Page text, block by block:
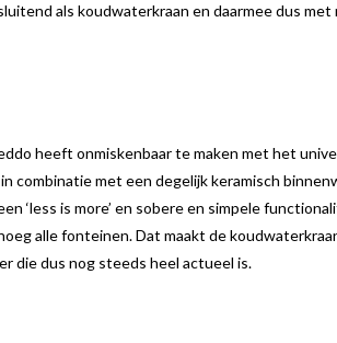
als koudwaterkraan en daarmee dus met
heeft onmiskenbaar te maken met het
combinatie met een degelijk keramisch
‘less is more’ en sobere en simpele
alle fonteinen. Dat maakt de
die dus nog steeds heel actueel is.